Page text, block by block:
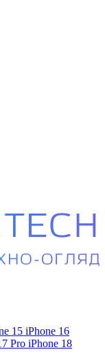
15 iPhone 16
Pro iPhone 18